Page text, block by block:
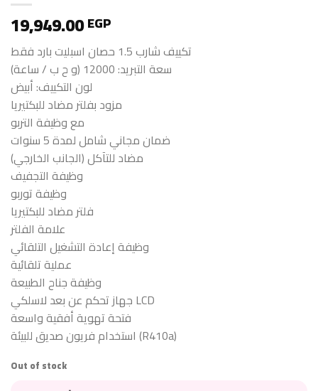
19,949.00EGP
تكييف شارب 1.5 حصان اسبليت بارد فقط
سعة التبريد: 12000 (و ح ب / ساعة)
لون التكييف: أبيض
مزود بفلتر مضاد للبكتيريا
مع وظيفة التربو
ضمان مجاني شامل لمدة 5 سنوات
مضاد للتآكل (الجانب الخارجي)
وظيفة التجفيف
وظيفة توربو
فلتر مضاد للبكتيريا
علامة الفلتر
وظيفة إعادة التشغيل التلقائي
عملية تلقائية
وظيفة جناح الطبيعة
جهاز تحكم عن بعد لاسلكي LCD
فتحة تهوية أفقية واسعة
استخدام فريون صديق للبيئة (R410a)
Out of stock